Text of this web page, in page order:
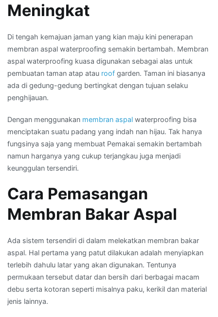
Meningkat
Di tengah kemajuan jaman yang kian maju kini penerapan
membran aspal waterproofing semakin bertambah. Membran
aspal waterproofing kuasa digunakan sebagai alas untuk
pembuatan taman atap atau roof garden. Taman ini biasanya
ada di gedung-gedung bertingkat dengan tujuan selaku
penghijauan.
Dengan menggunakan membran aspal waterproofing bisa
menciptakan suatu padang yang indah nan hijau. Tak hanya
fungsinya saja yang membuat Pemakai semakin bertambah
namun harganya yang cukup terjangkau juga menjadi
keunggulan tersendiri.
Cara Pemasangan
Membran Bakar Aspal
Ada sistem tersendiri di dalam melekatkan membran bakar
aspal. Hal pertama yang patut dilakukan adalah menyiapkan
terlebih dahulu latar yang akan digunakan. Tentunya
permukaan tersebut datar dan bersih dari berbagai macam
debu serta kotoran seperti misalnya paku, kerikil dan material
jenis lainnya.